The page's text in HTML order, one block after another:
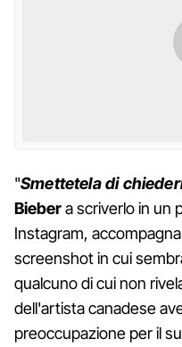
"Smettetela di
Biebera scriverlo in un
Instagram,
screenshot in cui
qualcuno di cui non
dell'artista canadese
preoccupazione per il